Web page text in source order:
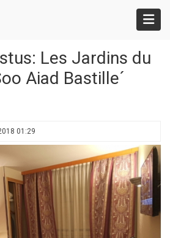
Les Jardins du
Aiad Bastille´
01:29